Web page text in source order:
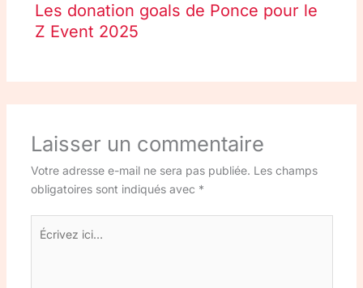
Les donation goals de Ponce pour le
Z Event 2025
Laisser un commentaire
Votre adresse e-mail ne sera pas publiée. Les champs
obligatoires sont indiqués avec *
ici…